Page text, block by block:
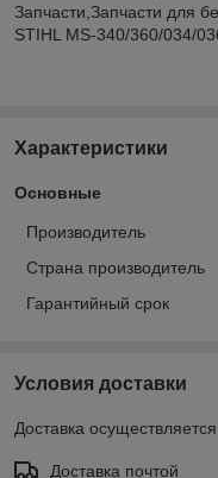
Запчасти,Запчасти
STIHL MS-340/360/034/
Характеристики
Основные
Производитель
Страна производитель
Гарантийный срок
Условия доставки
Доставка
Доставка почтой